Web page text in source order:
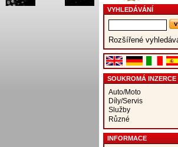
VYHLEDÁVÁNÍ
Rozšířené
SOUKROMÁ INZERCE
Auto/Moto
Díly/Servis
Služby
Různé
INFORMACE